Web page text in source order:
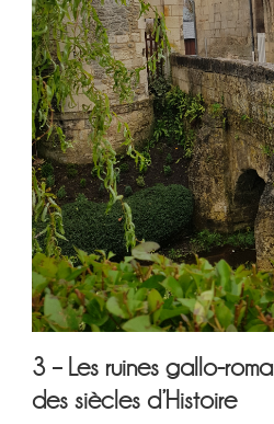
3 – Les ruines gallo-
des siècles d’Histoire